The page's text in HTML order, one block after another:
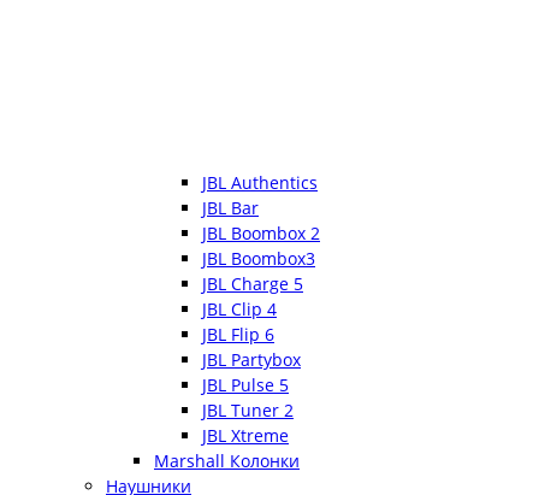
JBL Authentics
JBL Bar
JBL Boombox 2
JBL Boombox3
JBL Charge 5
JBL Clip 4
JBL Flip 6
JBL Partybox
JBL Pulse 5
JBL Tuner 2
JBL Xtreme
Marshall Колонки
Наушники